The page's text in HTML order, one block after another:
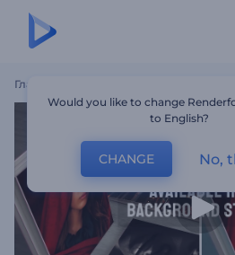
Главная
Would you like to change
to English?
CHANGE No,